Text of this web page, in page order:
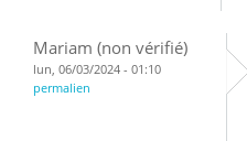
Mariam (non vérifié)
lun, 06/03/2024 - 01:10
permalien